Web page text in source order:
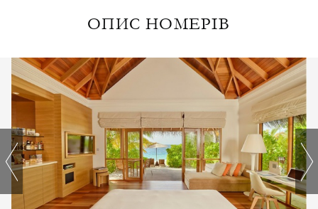
ОПИС НОМЕРІВ